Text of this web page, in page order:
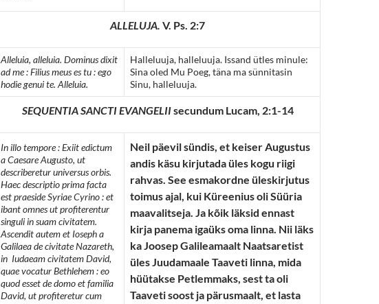
ALLELUJA. V. Ps. 2:7
Alleluia, alleluia. Dominus dixit
ad me : Filius meus es tu : ego
hodie genui te. Alleluia.
Halleluuja, halleluuja. Issand ütles minule:
Sina oled Mu Poeg, täna ma sünnitasin
Sinu, halleluuja.
SEQUENTIA SANCTI EVANGELIIsecundum Lucam, 2:1-14
In illo tempore : Exiit edictum
a Caesare Augusto, ut
describeretur universus orbis.
Haec descriptio prima facta
est praeside Syriae Cyrino : et
ibant omnes ut profiterentur
singuli in suam civitatem.
Ascendit autem et Ioseph a
Galilaea de civitate Nazareth,
in Iudaeam civitatem David,
quae vocatur Bethlehem : eo
quod esset de domo et familia
David, ut profiteretur cum
Neil päevil sündis, et keiser Augustus
andis käsu kirjutada üles kogu riigi
rahvas. See esmakordne üleskirjutus
toimus ajal, kui Küreenius oli Süüria
maavalitseja. Ja kõik läksid ennast
kirja panema igaüks oma linna. Nii läks
ka Joosep Galileamaalt Naatsaretist
üles Juudamaale Taaveti linna, mida
hüütakse Petlemmaks, sest ta oli
Taaveti soost ja pärusmaalt, et lasta